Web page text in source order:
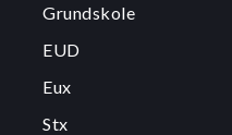
Grundskole
EUD
Eux
Stx